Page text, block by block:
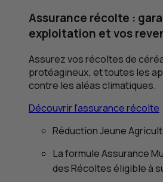
Assurance récolte :
exploitation et vos
Assurez vos récoltes de
protéagineux, et toutes les
contre les aléas climatiques.
Découvrir l'assurance récolte
Réduction Jeune
La formule Assurance
des Récolteséligible à